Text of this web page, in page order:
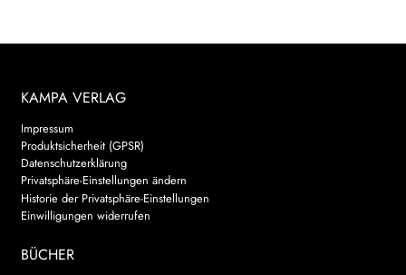
KAMPA VERLAG
Impressum
Produktsicherheit (GPSR)
Datenschutzerklärung
Privatsphäre-Einstellungen ändern
Historie der Privatsphäre-Einstellungen
Einwilligungen widerrufen
BÜCHER